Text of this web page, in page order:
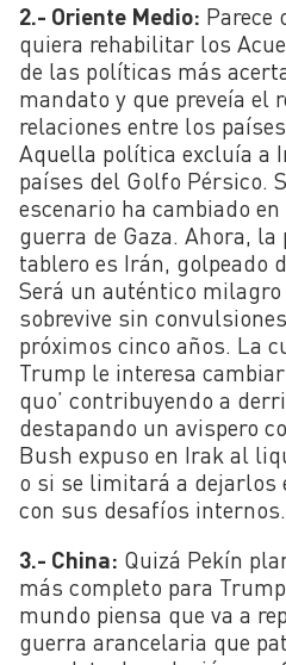
2.- Oriente Medio: Parece
quiera rehabilitar los
de las políticas más
mandato y que preveía el
relaciones entre los
Aquella política excluía a
países del Golfo Pérsico.
escenario ha cambiado
guerra de Gaza. Ahora,
tablero es Irán, golpeado
Será un auténtico
sobrevive sin
próximos cinco años. La
Trump le interesa
quo’ contribuyendo a
destapando un avispero
Bush expuso en Irak al
o si se limitará a dejarlos
con sus desafíos internos.
3.- China: Quizá Pekín
más completo para
mundo piensa que va a
guerra arancelaria que